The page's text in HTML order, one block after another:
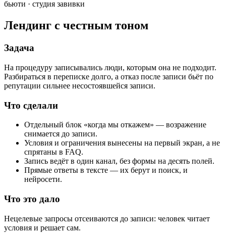
бьюти · студия завивки
Лендинг с честным тоном
Задача
На процедуру записывались люди, которым она не подходит.
Разбираться в переписке долго, а отказ после записи бьёт по
репутации сильнее несостоявшейся записи.
Что сделали
Отдельный блок «когда мы откажем» — возражение
снимается до записи.
Условия и ограничения вынесены на первый экран, а не
спрятаны в FAQ.
Запись ведёт в один канал, без формы на десять полей.
Прямые ответы в тексте — их берут и поиск, и
нейросети.
Что это дало
Нецелевые запросы отсеиваются до записи: человек читает
условия и решает сам.